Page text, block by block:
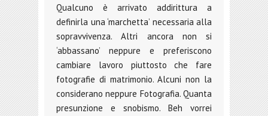
Qualcuno è arrivato addirittura a
definirla una ‘marchetta’ necessaria alla
sopravvivenza. Altri ancora non si
‘abbassano’ neppure e preferiscono
cambiare lavoro piuttosto che fare
fotografie di matrimonio. Alcuni non la
considerano neppure Fotografia. Quanta
presunzione e snobismo. Beh vorrei